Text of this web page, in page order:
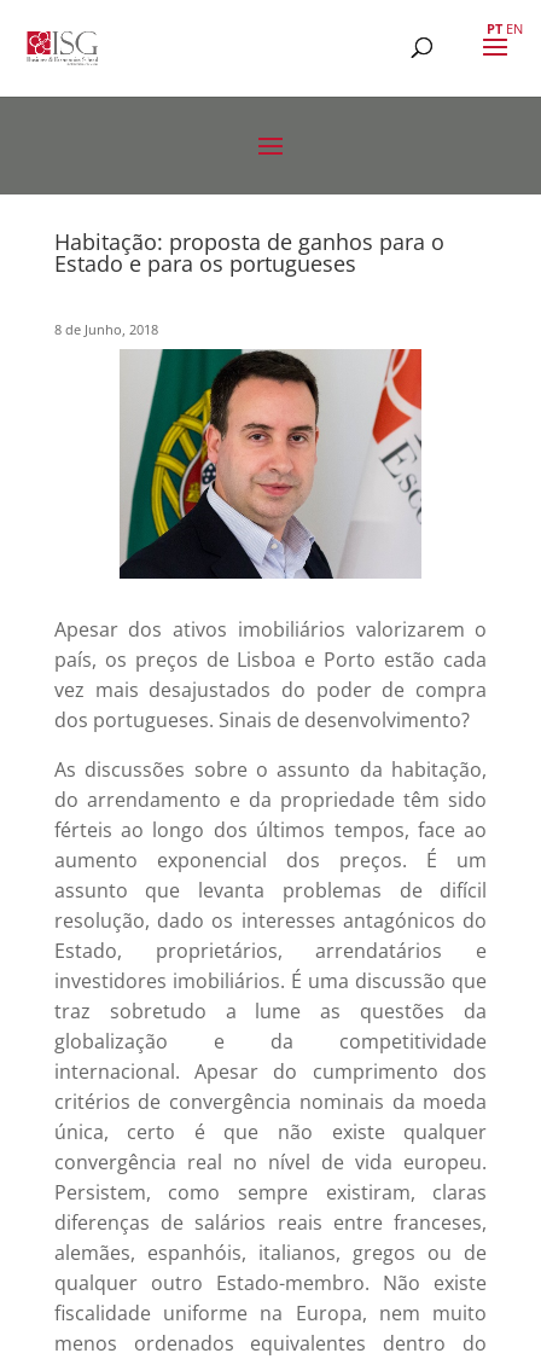
Habitação: proposta de ganhos para o
Estado e para os portugueses
8 de Junho, 2018
Apesar dos ativos imobiliários valorizarem o
país, os preços de Lisboa e Porto estão cada
vez mais desajustados do poder de compra
dos portugueses. Sinais de desenvolvimento?
As discussões sobre o assunto da habitação,
do arrendamento e da propriedade têm sido
férteis ao longo dos últimos tempos, face ao
aumento exponencial dos preços. É um
assunto que levanta problemas de difícil
resolução, dado os interesses antagónicos do
Estado, proprietários, arrendatários e
investidores imobiliários. É uma discussão que
traz sobretudo a lume as questões da
globalização e da competitividade
internacional. Apesar do cumprimento dos
critérios de convergência nominais da moeda
única, certo é que não existe qualquer
convergência real no nível de vida europeu.
Persistem, como sempre existiram, claras
diferenças de salários reais entre franceses,
alemães, espanhóis, italianos, gregos ou de
qualquer outro Estado-membro. Não existe
fiscalidade uniforme na Europa, nem muito
menos ordenados equivalentes dentro do
PT EN